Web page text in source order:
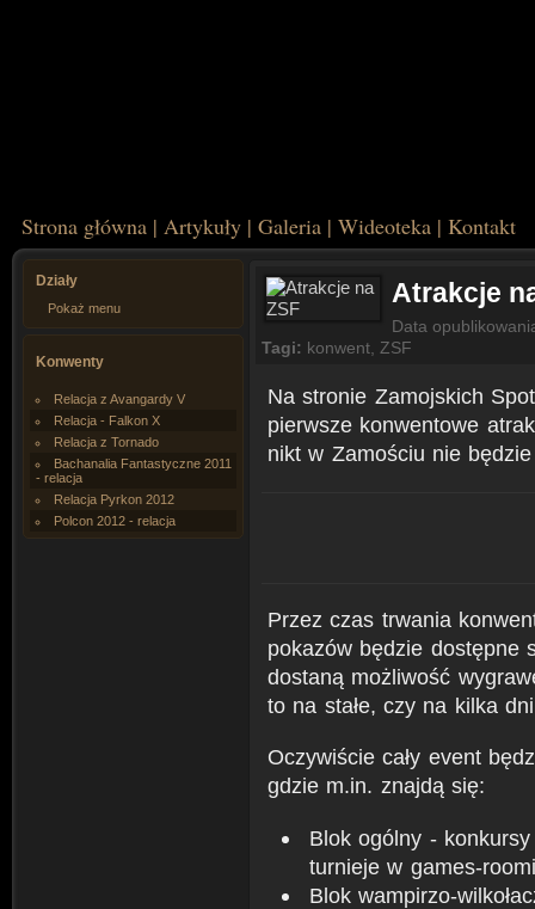
Strona główna | Artykuły | Galeria | Wideoteka | Kontakt
Działy
Pokaż menu
Konwenty
Relacja z Avangardy V
Relacja - Falkon X
Relacja z Tornado
Bachanalia Fantastyczne 2011
- relacja
Relacja Pyrkon 2012
Polcon 2012 - relacja
Atrakcje
Data
Tagi: konwent ZSF
Na stronie Zamojskich
pierwsze konwentowe
nikt w Zamościu nie będzie
Przez czas trwania
pokazów będzie dostępne
dostaną możliwość
to na stałe, czy na kilka
Oczywiście cały event
gdzie m.in. znajdą się:
Blok ogólny -
turnieje w games-
Blok wampirzo-